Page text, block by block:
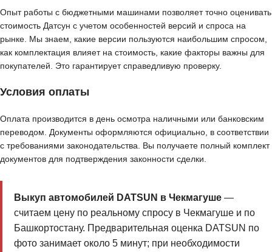
Опыт работы с бюджетными машинами позволяет точно оценивать
стоимость Датсун с учетом особенностей версий и спроса на
рынке. Мы знаем, какие версии пользуются наибольшим спросом,
как комплектация влияет на стоимость, какие факторы важны для
покупателей. Это гарантирует справедливую проверку.
Условия оплаты
Оплата производится в день осмотра наличными или банковским
переводом. Документы оформляются официально, в соответствии
с требованиями законодательства. Вы получаете полный комплект
документов для подтверждения законности сделки.
Выкуп автомобилей DATSUN в Чекмагуше—
считаем цену по реальному спросу в Чекмагуше и по
Башкортостану. Предварительная оценка DATSUN по
фото занимает около 5 минут; при необходимости